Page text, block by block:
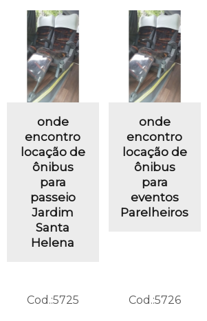
onde
encontro
locação de
ônibus
para
passeio
Jardim
Santa
Helena
onde
encontro
locação de
ônibus
para
eventos
Parelheiros
Cod.:5725 Cod.:5726